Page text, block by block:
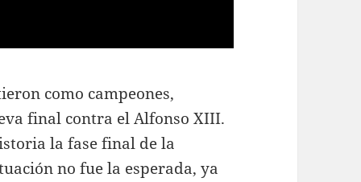
como campeones,
final contra el Alfonso XIII.
la fase final de la
no fue la esperada, ya